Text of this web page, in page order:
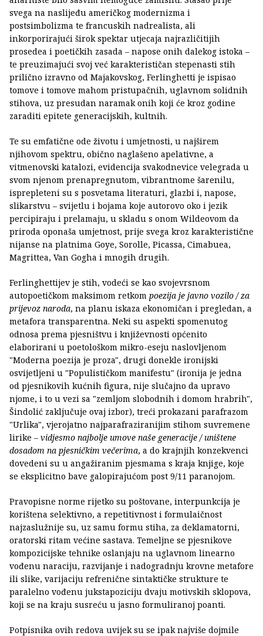
svega na naslijeđu američkog modernizma i
postsimbolizma te francuskih nadrealista, ali
inkorporirajući širok spektar utjecaja najrazličitijih
prosedea i poetičkih zasada – napose onih dalekog istoka –
te preuzimajući svoj već karakterističan stepenasti stih
prilično izravno od Majakovskog, Ferlinghetti je ispisao
tomove i tomove mahom pristupačnih, uglavnom solidnih
stihova, uz presudan naramak onih koji će kroz godine
zaraditi epitete generacijskih, kultnih.
Te su emfatične ode životu i umjetnosti, u najširem
njihovom spektru, obično naglašeno apelativne, a
vitmenovski katalozi, evidencija svakodnevice velegrada u
svom njenom prenapregnutom, vibrantnome šarenilu,
isprepleteni su s posvetama literaturi, glazbi i, napose,
slikarstvu – svijetlu i bojama koje autorovo oko i jezik
percipiraju i prelamaju, u skladu s onom Wildeovom da
priroda oponaša umjetnost, prije svega kroz karakteristične
nijanse na platnima Goye, Sorolle, Picassa, Cimabuea,
Magrittea, Van Gogha i mnogih drugih.
Ferlinghettijev je stih, vodeći se kao svojevrsnom
autopoetičkom maksimom retkom poezija je javno vozilo / za
prijevoz naroda, na planu iskaza ekonomičan i pregledan, a
metafora transparentna. Neki su aspekti spomenutog
odnosa prema pjesništvu i književnosti općenito
elaborirani u poetološkom mikro-eseju naslovljenom
"Moderna poezija je proza", drugi donekle ironijski
osvijetljeni u "Populističkom manifestu" (ironija je jedna
od pjesnikovih kućnih figura, nije slučajno da upravo
njome, i to u vezi sa "zemljom slobodnih i domom hrabrih",
Šindolić zaključuje ovaj izbor), treći prokazani parafrazom
"Urlika", vjerojatno najparafraziranijim stihom suvremene
lirike – vidjesmo najbolje umove naše generacije / uništene
dosadom na pjesničkim večerima, a do krajnjih konzekvenci
dovedeni su u angažiranim pjesmama s kraja knjige, koje
se eksplicitno bave galopirajućom post 9/11 paranojom.
Pravopisne norme rijetko su poštovane, interpunkcija je
korištena selektivno, a repetitivnost i formulaičnost
najzaslužnije su, uz samu formu stiha, za deklamatorni,
oratorski ritam većine sastava. Temeljne se pjesnikove
kompozicijske tehnike oslanjaju na uglavnom linearno
vođenu naraciju, razvijanje i nadogradnju krovne metafore
ili slike, varijaciju refrenične sintaktičke strukture te
paralelno vođenu jukstapoziciju dvaju motivskih sklopova,
koji se na kraju susreću u jasno formuliranoj poanti.
Potpisnika ovih redova uvijek su se ipak najviše dojmile